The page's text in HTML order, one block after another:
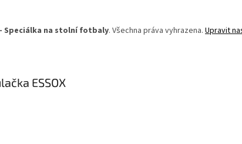
Speciálka na stolní fotbaly. Všechna práva vyhrazena. Upravit
ESSOX